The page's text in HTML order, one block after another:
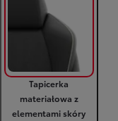
Tapicerka
materiałowa z
elementami skóry